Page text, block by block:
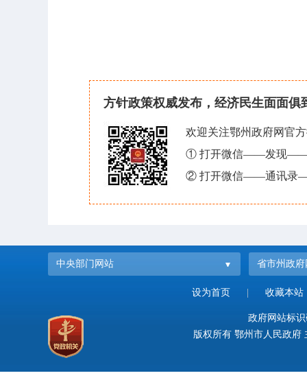
方针政策权威发布，经济民生面面俱
欢迎关注鄂州政府网官
① 打开微信——发现——
② 打开微信——通讯录
中央部门网站 省市州政府
设为首页 收藏本站
政府网站标
版权所有 鄂州市人民政府